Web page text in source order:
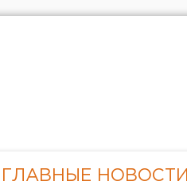
ГЛАВНЫЕ НОВОСТИ